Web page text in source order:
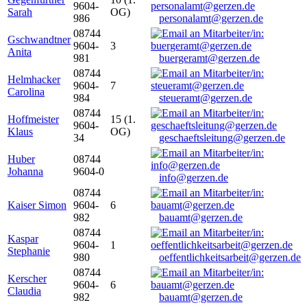
Sarah
9604-
986
OG)
personalamt@gerzen.de
Gschwandtner
Anita
08744
9604-
981
3
buergeramt@gerzen.de
Helmhacker
Carolina
08744
9604-
984
7
steueramt@gerzen.de
Hoffmeister
Klaus
08744
9604-
34
15 (1.
OG)
geschaeftsleitung@gerzen.de
Huber
Johanna
08744
9604-0
info@gerzen.de
Kaiser Simon
08744
9604-
982
6
bauamt@gerzen.de
Kaspar
Stephanie
08744
9604-
980
1
oeffentlichkeitsarbeit@gerzen.de
Kerscher
Claudia
08744
9604-
982
6
bauamt@gerzen.de